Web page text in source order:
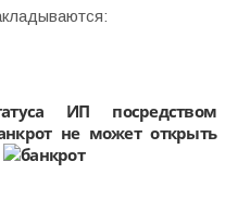
ИП посредством
не может открыть